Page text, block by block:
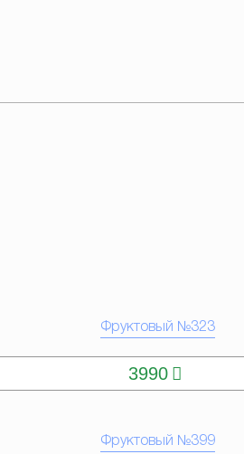
Фруктовый №323
КУПИТЬ
3990
Фруктовый №399